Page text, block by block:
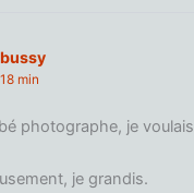
min
photographe, je
je grandis.